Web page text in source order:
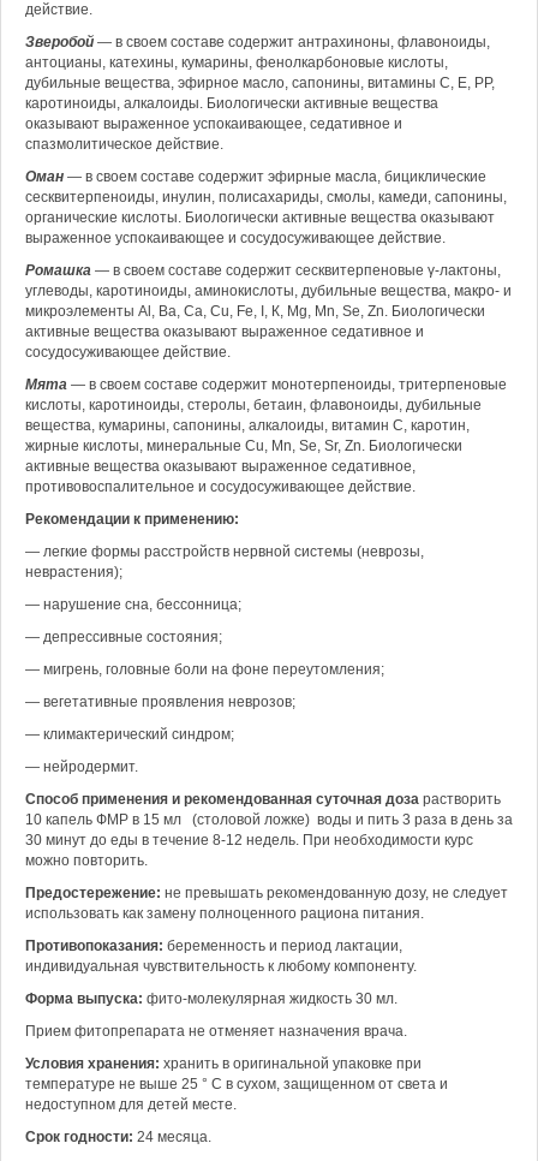
действие.
Зверобой — в своем составе содержит антрахиноны, флавоноиды,
антоцианы, катехины, кумарины, фенолкарбоновые кислоты,
дубильные вещества, эфирное масло, сапонины, витамины С, Е, РР,
каротиноиды, алкалоиды. Биологически активные вещества
оказывают выраженное успокаивающее, седативное и
спазмолитическое действие.
Оман — в своем составе содержит эфирные масла, бициклические
сесквитерпеноиды, инулин, полисахариды, смолы, камеди, сапонины,
органические кислоты. Биологически активные вещества оказывают
выраженное успокаивающее и сосудосуживающее действие.
Ромашка — в своем составе содержит сесквитерпеновые γ-лактоны,
углеводы, каротиноиды, аминокислоты, дубильные вещества, макро- и
микроэлементы Al, Ba, Са, Cu, Fe, I, К, Mg, Mn, Se, Zn. Биологически
активные вещества оказывают выраженное седативное и
сосудосуживающее действие.
Мята — в своем составе содержит монотерпеноиды, тритерпеновые
кислоты, каротиноиды, стеролы, бетаин, флавоноиды, дубильные
вещества, кумарины, сапонины, алкалоиды, витамин С, каротин,
жирные кислоты, минеральные Cu, Mn, Se, Sr, Zn. Биологически
активные вещества оказывают выраженное седативное,
противовоспалительное и сосудосуживающее действие.
Рекомендации к применению:
— легкие формы расстройств нервной системы (неврозы,
неврастения);
— нарушение сна, бессонница;
— депрессивные состояния;
— мигрень, головные боли на фоне переутомления;
— вегетативные проявления неврозов;
— климактерический синдром;
— нейродермит.
Способ применения и рекомендованная суточная доза растворить
10 капель ФМР в 15 мл (столовой ложке) воды и пить 3 раза в день за
30 минут до еды в течение 8-12 недель. При необходимости курс
можно повторить.
Предостережение: не превышать рекомендованную дозу, не следует
использовать как замену полноценного рациона питания.
Противопоказания: беременность и период лактации,
индивидуальная чувствительность к любому компоненту.
Форма выпуска: фито-молекулярная жидкость 30 мл.
Прием фитопрепарата не отменяет назначения врача.
Условия хранения: хранить в оригинальной упаковке при
температуре не выше 25 ° C в сухом, защищенном от света и
недоступном для детей месте.
Срок годности: 24 месяца.